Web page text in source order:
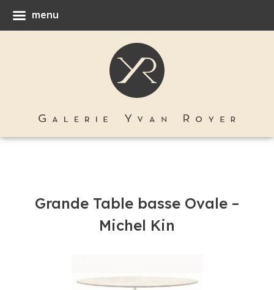
Grande Table basse Ovale –
Michel Kin
menu